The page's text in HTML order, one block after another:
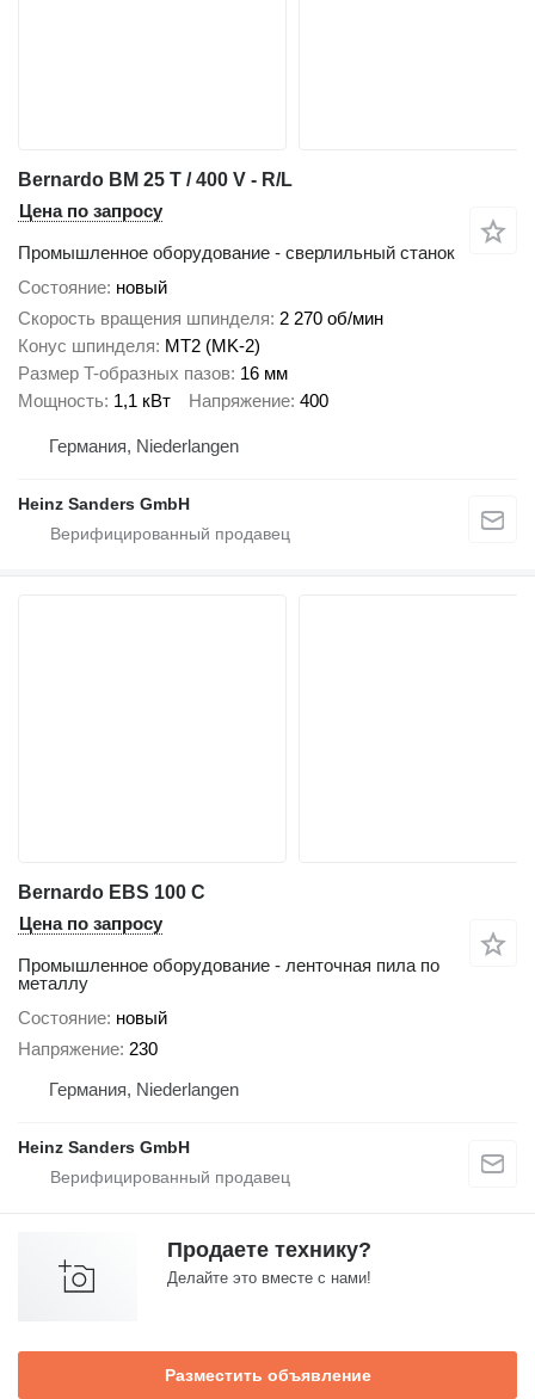
Bernardo BM 25 T / 400 V - R/L
Цена по запросу
Промышленное оборудование - сверлильный станок
Состояние новый
Скорость вращения шпинделя 2 270 об/мин
Конус шпинделя MT2 (MK-2)
Размер T-образных пазов 16 мм
Мощность 1,1 кВт Напряжение 400
Германия, Niederlangen
Heinz Sanders GmbH
Bernardo EBS 100 C
Цена по запросу
Промышленное оборудование - ленточная пила по
металлу
Состояние новый
Напряжение 230
Германия, Niederlangen
Heinz Sanders GmbH
Продаете технику?
Делайте это вместе с нами!
Разместить объявление